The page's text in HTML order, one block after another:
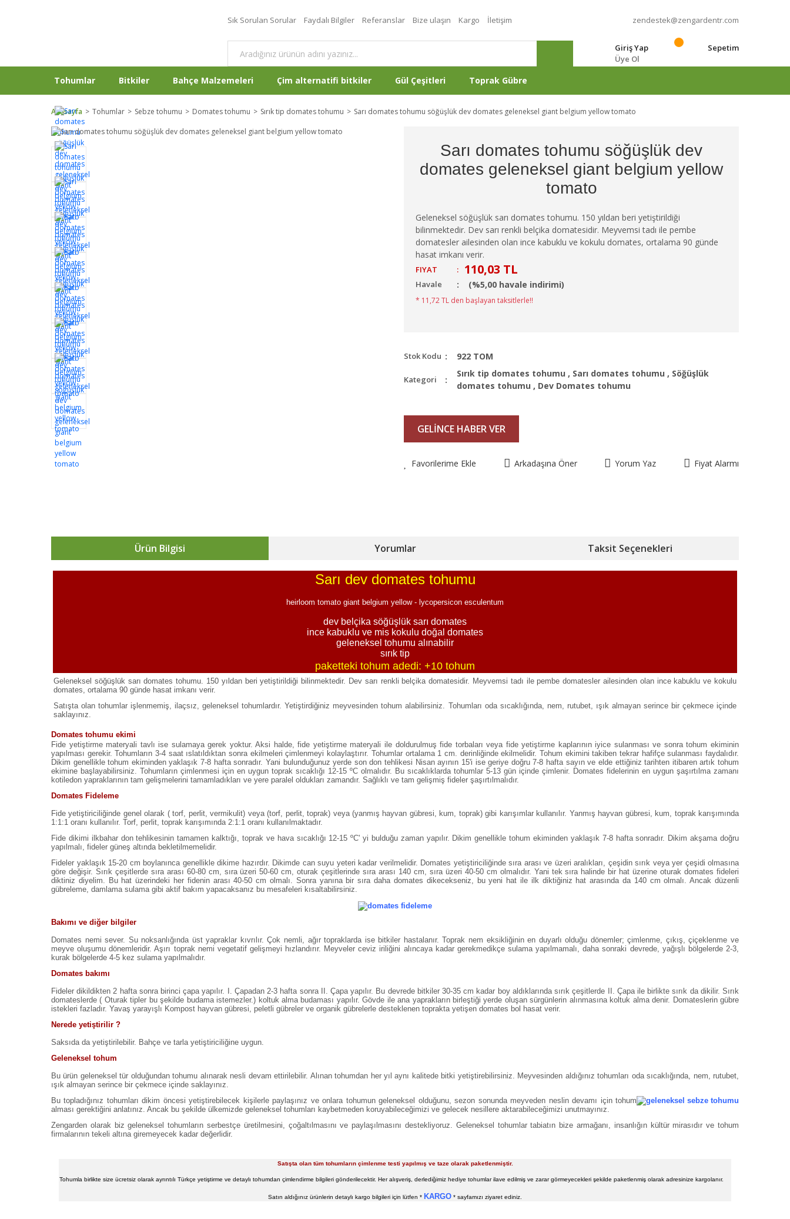
Sık Sorulan Sorular Faydalı Bilgiler Referanslar Bize ulaşın Kargo İletişim zendestek@zengardentr.com
Giriş Yap
Üye Ol
Sepetim
Tohumlar Bitkiler Bahçe Malzemeleri Çim alternatifi bitkiler Gül Çeşitleri Toprak Gübre
Anasayfa Tohumlar Sebze tohumu Domates tohumu Sırık tip domates tohumu Sarı domates tohumu söğüşlük dev domates geleneksel giant belgium yellow tomato
Sarı domates tohumu söğüşlük dev
domates geleneksel giant belgium yellow
tomato
Geleneksel söğüşlük sarı domates tohumu. 150 yıldan beri yetiştirildiği
bilinmektedir. Dev sarı renkli belçika domatesidir. Meyvemsi tadı ile pembe
domatesler ailesinden olan ince kabuklu ve kokulu domates, ortalama 90 günde
hasat imkanı verir.
FIYAT : 110,03 TL
Havale (%5,00 havale indirimi)
* 11,72 TL den başlayan taksitlerle!!
Stok Kodu 922 TOM
Kategori
Sırık tip domates tohumu , Sarı domates tohumu , Söğüşlük
domates tohumu , Dev Domates tohumu
GELİNCE HABER VER
Favorilerime Ekle Arkadaşına Öner Yorum Yaz Fiyat Alarmı
Ürün Bilgisi Yorumlar Taksit Seçenekleri
Sarı dev domates tohumu
heirloom tomato giant belgium yellow - lycopersicon esculentum
dev belçika söğüşlük sarı domates
ince kabuklu ve mis kokulu doğal domates
geleneksel tohumu alınabilir
sırık tip
paketteki tohum adedi: +10 tohum
Geleneksel söğüşlük sarı domates tohumu. 150 yıldan beri yetiştirildiği bilinmektedir. Dev sarı renkli belçika domatesidir. Meyvemsi tadı ile pembe domatesler ailesinden olan ince kabuklu ve kokulu
domates, ortalama 90 günde hasat imkanı verir.
Satışta olan tohumlar işlenmemiş, ilaçsız, geleneksel tohumlardır. Yetiştirdiğiniz meyvesinden tohum alabilirsiniz. Tohumları oda sıcaklığında, nem, rutubet, ışık almayan serince bir çekmece içinde
saklayınız.
Domates tohumu ekimi
Fide yetiştirme materyali tavlı ise sulamaya gerek yoktur. Aksi halde, fide yetiştirme materyali ile doldurulmuş fide torbaları veya fide yetiştirme kaplarının iyice sulanması ve sonra tohum ekiminin
yapılması gerekir. Tohumların 3-4 saat ıslatıldıktan sonra ekilmeleri çimlenmeyi kolaylaştırır. Tohumlar ortalama 1 cm. derinliğinde ekilmelidir. Tohum ekimini takiben tekrar hafifçe sulanması faydalıdır.
Dikim genellikle tohum ekiminden yaklaşık 7-8 hafta sonradır. Yani bulunduğunuz yerde son don tehlikesi Nisan ayının 15'i ise geriye doğru 7-8 hafta sayın ve elde ettiğiniz tarihten itibaren artık tohum
ekimine başlayabilirsiniz. Tohumların çimlenmesi için en uygun toprak sıcaklığı 12-15 ºC olmalıdır. Bu sıcaklıklarda tohumlar 5-13 gün içinde çimlenir. Domates fidelerinin en uygun şaşırtılma zamanı
kotiledon yapraklarının tam gelişmelerini tamamladıkları ve yere paralel oldukları zamandır. Sağlıklı ve tam gelişmiş fideler şaşırtılmalıdır.
Domates Fideleme
Fide yetiştiriciliğinde genel olarak ( torf, perlit, vermikulit) veya (torf, perlit, toprak) veya (yanmış hayvan gübresi, kum, toprak) gibi karışımlar kullanılır. Yanmış hayvan gübresi, kum, toprak karışımında
1:1:1 oranı kullanılır. Torf, perlit, toprak karışımında 2:1:1 oranı kullanılmaktadır.
Fide dikimi ilkbahar don tehlikesinin tamamen kalktığı, toprak ve hava sıcaklığı 12-15 ºC' yi bulduğu zaman yapılır. Dikim genellikle tohum ekiminden yaklaşık 7-8 hafta sonradır. Dikim akşama doğru
yapılmalı, fideler güneş altında bekletilmemelidir.
Fideler yaklaşık 15-20 cm boylanınca genellikle dikime hazırdır. Dikimde can suyu yeteri kadar verilmelidir. Domates yetiştiriciliğinde sıra arası ve üzeri aralıkları, çeşidin sırık veya yer çeşidi olmasına
göre değişir. Sırık çeşitlerde sıra arası 60-80 cm, sıra üzeri 50-60 cm, oturak çeşitlerinde sıra arası 140 cm, sıra üzeri 40-50 cm olmalıdır. Yani tek sıra halinde bir hat üzerine oturak domates fideleri
diktiniz diyelim. Bu hat üzerindeki her fidenin arası 40-50 cm olmalı. Sonra yanına bir sıra daha domates dikecekseniz, bu yeni hat ile ilk diktiğiniz hat arasında da 140 cm olmalı. Ancak düzenli
gübreleme, damlama sulama gibi aktif bakım yapacaksanız bu mesafeleri kısaltabilirsiniz.
Bakımı ve diğer bilgiler
Domates nemi sever. Su noksanlığında üst yapraklar kıvrılır. Çok nemli, ağır topraklarda ise bitkiler hastalanır. Toprak nem eksikliğinin en duyarlı olduğu dönemler; çimlenme, çıkış, çiçeklenme ve
meyve oluşumu dönemleridir. Aşırı toprak nemi vegetatif gelişmeyi hızlandırır. Meyveler ceviz iriliğini alıncaya kadar gerekmedikçe sulama yapılmamalı, daha sonraki devrede, yağışlı bölgelerde 2-3,
kurak bölgelerde 4-5 kez sulama yapılmalıdır.
Domates bakımı
Fideler dikildikten 2 hafta sonra birinci çapa yapılır. I. Çapadan 2-3 hafta sonra II. Çapa yapılır. Bu devrede bitkiler 30-35 cm kadar boy aldıklarında sırık çeşitlerde II. Çapa ile birlikte sırık da dikilir. Sırık
domateslerde ( Oturak tipler bu şekilde budama istemezler.) koltuk alma budaması yapılır. Gövde ile ana yaprakların birleştiği yerde oluşan sürgünlerin alınmasına koltuk alma denir. Domateslerin gübre
istekleri fazladır. Yavaş yarayışlı Kompost hayvan gübresi, peletli gübreler ve organik gübrelerle desteklenen toprakta yetişen domates bol hasat verir.
Nerede yetiştirilir ?
Saksıda da yetiştirilebilir. Bahçe ve tarla yetiştiriciliğine uygun.
Geleneksel tohum
Bu ürün geleneksel tür olduğundan tohumu alınarak nesli devam ettirilebilir. Alınan tohumdan her yıl aynı kalitede bitki yetiştirebilirsiniz. Meyvesinden aldığınız tohumları oda sıcaklığında, nem, rutubet,
ışık almayan serince bir çekmece içinde saklayınız.
Bu topladığınız tohumları dikim öncesi yetiştirebilecek kişilerle paylaşınız ve onlara tohumun geleneksel olduğunu, sezon sonunda meyveden neslin devamı için tohum
alması gerektiğini anlatınız. Ancak bu şekilde ülkemizde geleneksel tohumları kaybetmeden koruyabileceğimizi ve gelecek nesillere aktarabileceğimizi unutmayınız.
Zengarden olarak biz geleneksel tohumların serbestçe üretilmesini, çoğaltılmasını ve paylaşılmasını destekliyoruz. Geleneksel tohumlar tabiatın bize armağanı, insanlığın kültür mirasıdır ve tohum
firmalarının tekeli altına giremeyecek kadar değerlidir.
Satışta olan tüm tohumların çimlenme testi yapılmış ve taze olarak paketlenmiştir.
Tohumla birlikte size ücretsiz olarak ayrıntılı Türkçe yetiştirme ve detaylı tohumdan çimlendirme bilgileri gönderilecektir. Her alışveriş, derlediğimiz hediye tohumlar ilave edilmiş ve zarar görmeyecekleri şekilde paketlenmiş olarak adresinize kargolanır.
Satın aldığınız ürünlerin detaylı kargo bilgileri için lütfen * KARGO * sayfamızı ziyaret ediniz.